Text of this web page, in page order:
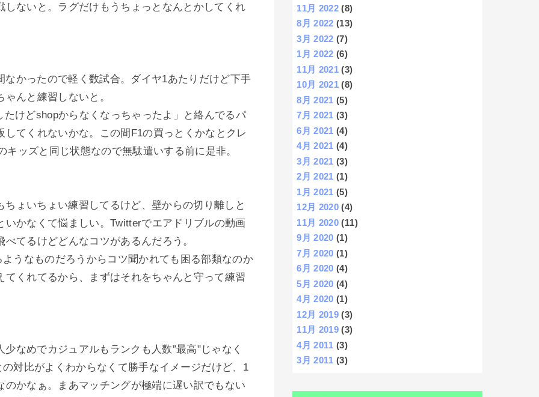
ないと。ラグだけもうちょっとなんとかしてくれ
かったので軽く数試合。ダイヤ1あたりだけど下手
んと練習しないと。
けどshopからなくなっちゃったよ」と絡んでるパ
てくれないかな。この間F1の買っとくかなとクレ
ッズと同じ状態なので無駄遣いする前に是非。
ょいちょい練習してるけど、壁からの切り離しと
かなくて悩ましい。Twitterでエアドリブルの動画
てるけどどんなコツがあるんだろう。
うなものだろうからコツ聞かれても困る部類なのか
くれてるから、まずはそれをちゃんと守って練習
なめでカジュアルもランクも人数”最高"じゃなく
対比がよくわからなくて勝手なイメージだけど、1
かなぁ。まあマッチングが極端に遅い訳でもない
11月 2022 (8)
8月 2022 (13)
3月 2022 (7)
1月 2022 (6)
11月 2021 (3)
10月 2021 (8)
8月 2021 (5)
7月 2021 (3)
6月 2021 (4)
4月 2021 (4)
3月 2021 (3)
2月 2021 (1)
1月 2021 (5)
12月 2020 (4)
11月 2020 (11)
9月 2020 (1)
7月 2020 (1)
6月 2020 (4)
5月 2020 (4)
4月 2020 (1)
12月 2019 (3)
11月 2019 (3)
4月 2011 (3)
3月 2011 (3)